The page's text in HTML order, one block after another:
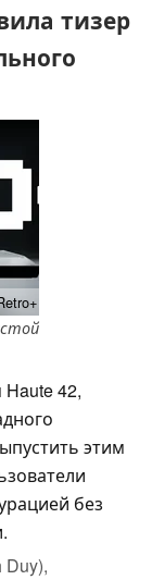
тизер
42,
этим
без
Duy),